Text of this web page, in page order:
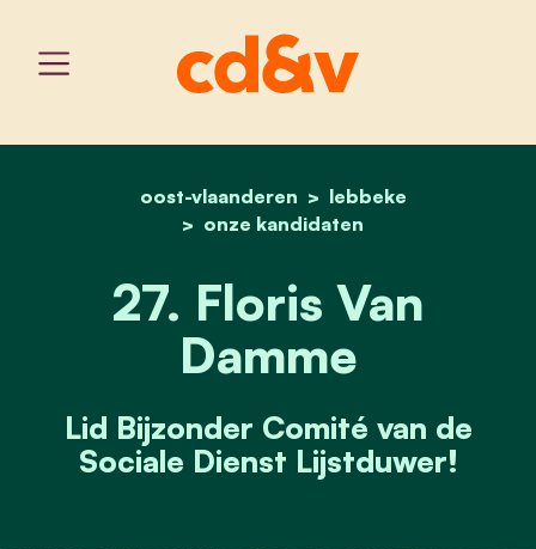
home
oost-vlaanderen
lebbeke
onze kandidaten
27. floris van damme
27. Floris Van
Damme
Lid Bijzonder Comité van de
Sociale Dienst Lijstduwer!